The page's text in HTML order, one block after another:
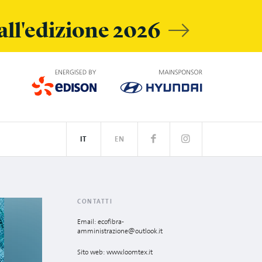
2026
EN
IT
CONTATTI
Email: ecofibra-
amministrazione@outlook.it
Sito web: www.loomtex.it